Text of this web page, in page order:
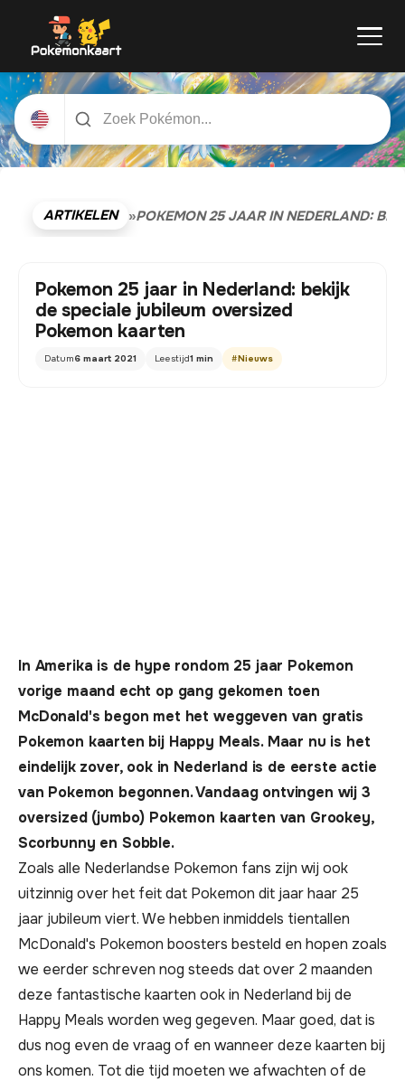
ARTIKELEN »POKEMON 25 JAAR IN NEDERLAND:
Pokemon 25 jaar in Nederland: bekijk
de speciale jubileum oversized
Pokemon kaarten
Datum6 maart 2021 Leestijd1 min #Nieuws
In Amerika is de hype rondom 25 jaar Pokemon
vorige maand echt op gang gekomen toen
McDonald's begon met het weggeven van gratis
Pokemon kaarten bij Happy Meals. Maar nu is het
eindelijk zover, ook in Nederland is de eerste actie
van Pokemon begonnen. Vandaag ontvingen wij 3
oversized (jumbo) Pokemon kaarten van Grookey,
Scorbunny en Sobble.
Zoals alle Nederlandse Pokemon fans zijn wij ook
uitzinnig over het feit dat Pokemon dit jaar haar 25
jaar jubileum viert. We hebben inmiddels tientallen
McDonald's Pokemon boosters besteld en hopen zoals
we eerder schreven nog steeds dat over 2 maanden
deze fantastische kaarten ook in Nederland bij de
Happy Meals worden weg gegeven. Maar goed, dat is
dus nog even de vraag of en wanneer deze kaarten bij
ons komen. Tot die tijd moeten we afwachten of de